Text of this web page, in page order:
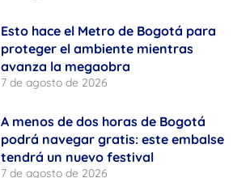
Esto hace el Metro de Bogotá para
proteger el ambiente mientras
avanza la megaobra
7 de agosto de 2026
A menos de dos horas de Bogotá
podrá navegar gratis: este embalse
tendrá un nuevo festival
7 de agosto de 2026